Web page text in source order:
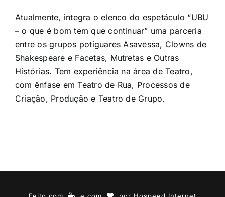
Atualmente, integra o elenco do espetáculo “UBU
– o que é bom tem que continuar” uma parceria
entre os grupos potiguares Asavessa, Clowns de
Shakespeare e Facetas, Mutretas e Outras
Histórias. Tem experiência na área de Teatro,
com ênfase em Teatro de Rua, Processos de
Criação, Produção e Teatro de Grupo.